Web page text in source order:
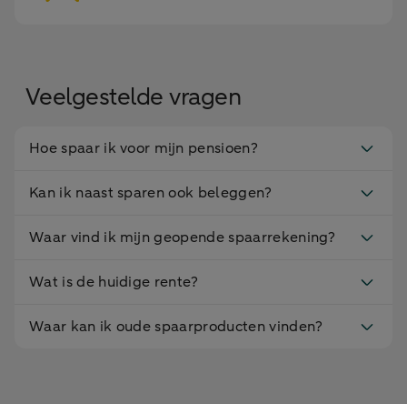
Veelgestelde vragen
Hoe spaar ik voor mijn pensioen?
Kan ik naast sparen ook beleggen?
Waar vind ik mijn geopende spaarrekening?
Wat is de huidige rente?
Waar kan ik oude spaarproducten vinden?